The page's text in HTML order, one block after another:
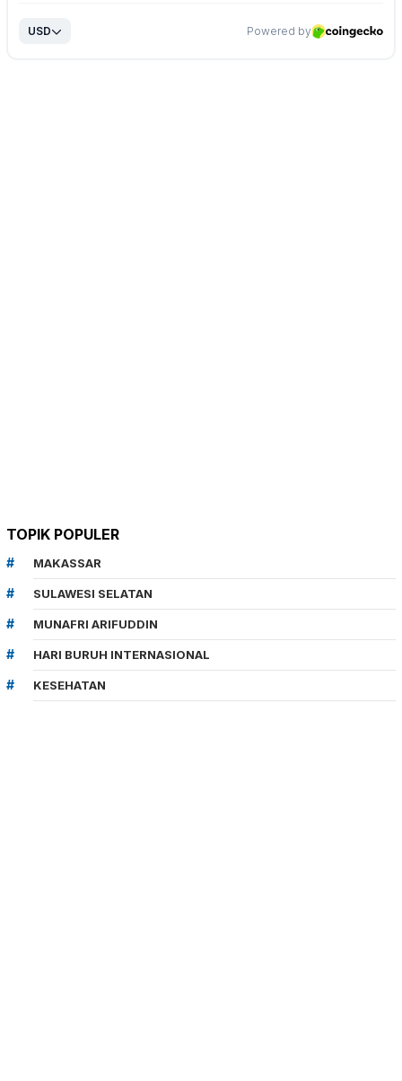
TOPIK POPULER
MAKASSAR
SULAWESI SELATAN
MUNAFRI ARIFUDDIN
HARI BURUH INTERNASIONAL
KESEHATAN